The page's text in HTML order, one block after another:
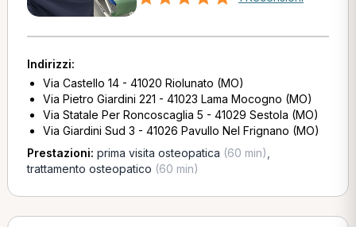
Indirizzi:
Via Castello 14 - 41020 Riolunato (MO)
Via Pietro Giardini 221 - 41023 Lama Mocogno (MO)
Via Statale Per Roncoscaglia 5 - 41029 Sestola (MO)
Via Giardini Sud 3 - 41026 Pavullo Nel Frignano (MO)
Prestazioni: prima visita osteopatica (60 min)
trattamento osteopatico (60 min)